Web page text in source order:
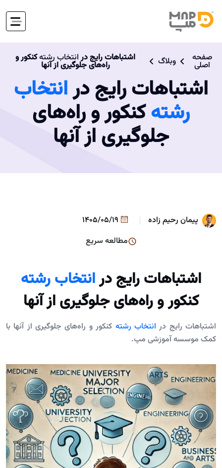
صفحه
اصلی وبلاگ اشتباهات رایج درانتخاب رشتهکنکور و
راه‌های جلوگیری از آنها
اشتباهات رایج درانتخاب
رشتهکنکور و راه‌های
جلوگیری از آنها
پیمان رحیم زاده
مطالعه سریع
اشتباهات رایج درانتخاب رشته
کنکور و راه‌های جلوگیری از آنها
اشتباهات رایج در انتخاب رشته کنکور و راه‌های جلوگیری از آنها با
کمک موسسه آموزشی مپ.